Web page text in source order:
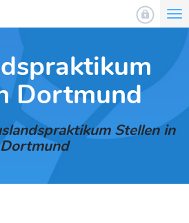
Dortmund
Stellen in
Dortmund